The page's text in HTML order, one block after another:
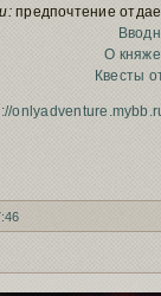
предпочтение
О
Квесты